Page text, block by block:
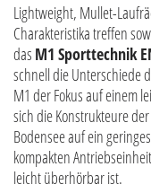
Lightweight, Mullet-
Charakteristika treffen
das M1 Sporttechnik
schnell die Unterschiede
M1 der Fokus auf einem
sich die Konstrukteure
Bodensee auf ein
kompakten
leicht überhörbar ist.